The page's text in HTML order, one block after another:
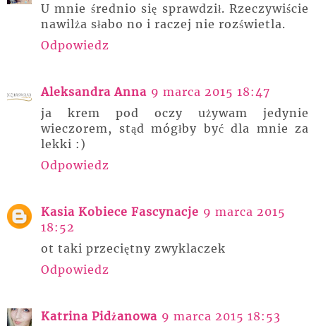
U mnie średnio się sprawdził. Rzeczywiście
nawilża słabo no i raczej nie rozświetla.
Odpowiedz
Aleksandra Anna 9 marca 2015 18:47
ja krem pod oczy używam jedynie
wieczorem, stąd mógłby być dla mnie za
lekki :)
Odpowiedz
Kasia Kobiece Fascynacje 9 marca 2015
18:52
ot taki przeciętny zwyklaczek
Odpowiedz
Katrina Pidżanowa 9 marca 2015 18:53